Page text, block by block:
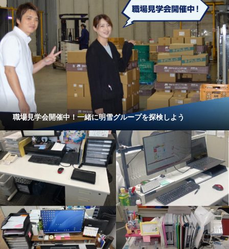
職場見学会開催中！一緒に明雪グループを探検しよう